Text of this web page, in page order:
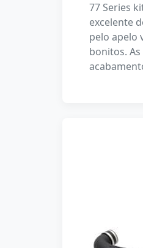
77 Series
excelente
pelo apelo
bonitos.